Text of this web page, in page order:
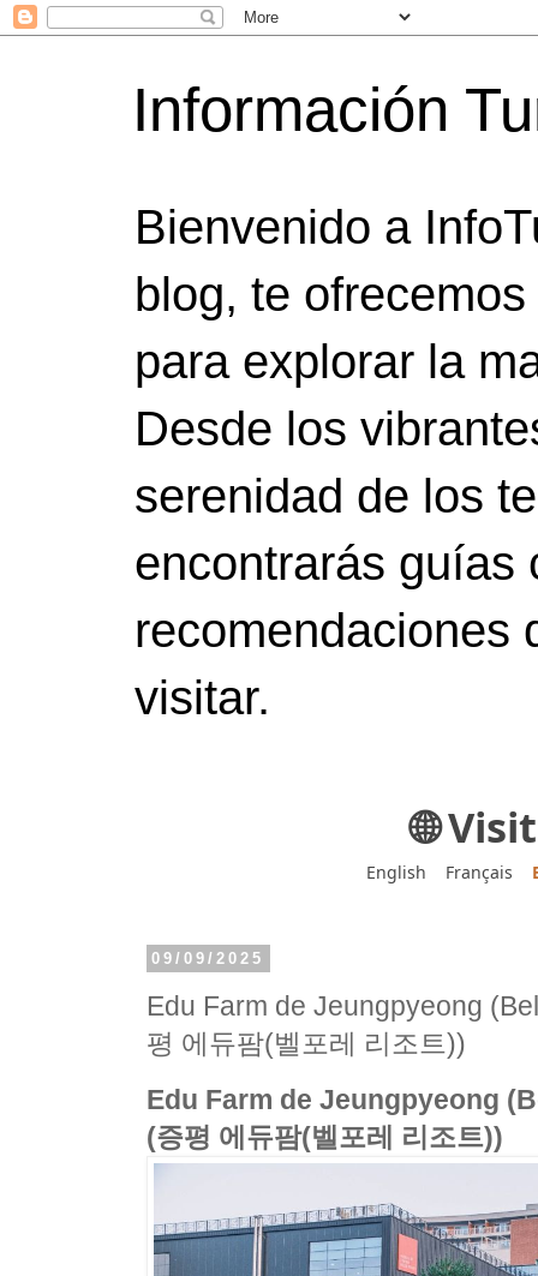
Información
Bienvenido a
blog, te
para explorar la
Desde los
serenidad de los
encontrarás guías
recomendaciones
visitar.
🌐
English Français
09/09/2025
Edu Farm de Jeungpyeong
평 에듀팜(벨포레 리조트))
Edu Farm de Jeungpyeong
(증평 에듀팜(벨포레 리조트))